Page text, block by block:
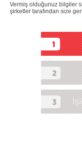
Vermiş olduğunuz bilgiler
şirketler tarafından size